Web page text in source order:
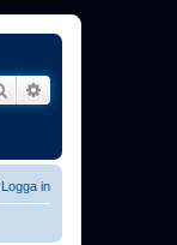
Sök
Logga in